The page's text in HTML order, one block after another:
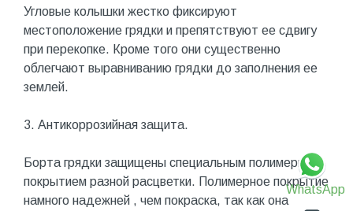
WhatsApp
Угловые колышки жестко фиксируют
местоположение грядки и препятствуют ее сдвигу
при перекопке. Кроме того они существенно
облегчают выравниванию грядки до заполнения ее
землей.
3. Антикоррозийная защита.
Борта грядки защищены специальным полимерным
покрытием разной расцветки. Полимерное покрытие
намного надежней , чем покраска, так как она